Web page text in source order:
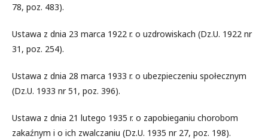
78, poz. 483).
Ustawa z dnia 23 marca 1922 r. o uzdrowiskach (Dz.U. 1922 nr
31, poz. 254).
Ustawa z dnia 28 marca 1933 r. o ubezpieczeniu społecznym
(Dz.U. 1933 nr 51, poz. 396).
Ustawa z dnia 21 lutego 1935 r. o zapobieganiu chorobom
zakaźnym i o ich zwalczaniu (Dz.U. 1935 nr 27, poz. 198).